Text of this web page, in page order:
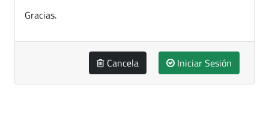
Gracias.
Cancela Iniciar Sesión